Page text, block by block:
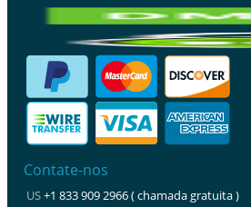
Contate-nos
US+1 833 909 2966 ( chamada gratuita )